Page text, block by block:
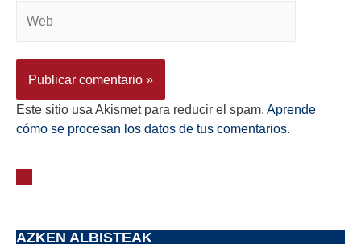
Este sitio usa Akismet para reducir el spam. Aprende
cómo se procesan los datos de tus comentarios.
AZKEN ALBISTEAK